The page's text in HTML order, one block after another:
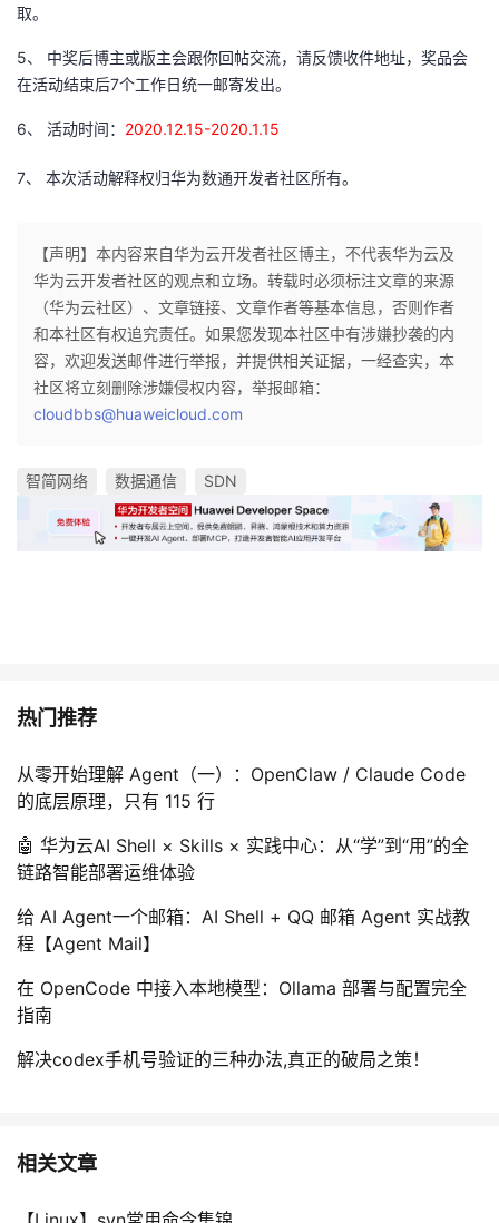
取。
5、 中奖后博主或版主会跟你回帖交流，请反馈收件地址，奖品会
在活动结束后7个工作日统一邮寄发出。
6、 活动时间： 2020.12.15-2020.1.15
7、 本次活动解释权归华为数通开发者社区所有。
【声明】本内容来自华为云开发者社区博主，不代表华为云及
华为云开发者社区的观点和立场。转载时必须标注文章的来源
（华为云社区）、文章链接、文章作者等基本信息，否则作者
和本社区有权追究责任。如果您发现本社区中有涉嫌抄袭的内
容，欢迎发送邮件进行举报，并提供相关证据，一经查实，本
社区将立刻删除涉嫌侵权内容，举报邮箱：
cloudbbs@huaweicloud.com
智简网络 数据通信 SDN
热门推荐
从零开始理解 Agent（一）：OpenClaw / Claude Code
的底层原理，只有 115 行
🤖 华为云AI Shell × Skills × 实践中心：从“学”到“用”的全
链路智能部署运维体验
给 AI Agent一个邮箱：AI Shell + QQ 邮箱 Agent 实战教
程【Agent Mail】
在 OpenCode 中接入本地模型：Ollama 部署与配置完全
指南
解决codex手机号验证的三种办法,真正的破局之策！
相关文章